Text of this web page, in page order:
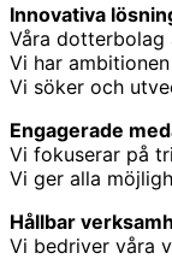
Innovativa
Våra dotterbolag
Vi har
Vi söker och
Engagerade
Vi fokuserar på
Vi ger alla
Hållbar
Vi bedriver våra